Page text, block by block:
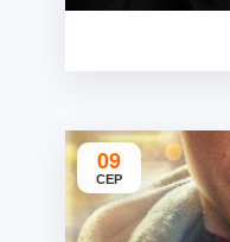
09
СЕР